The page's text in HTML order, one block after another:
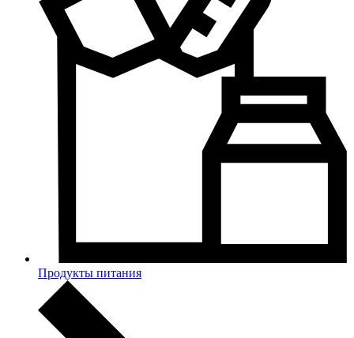
Продукты питания